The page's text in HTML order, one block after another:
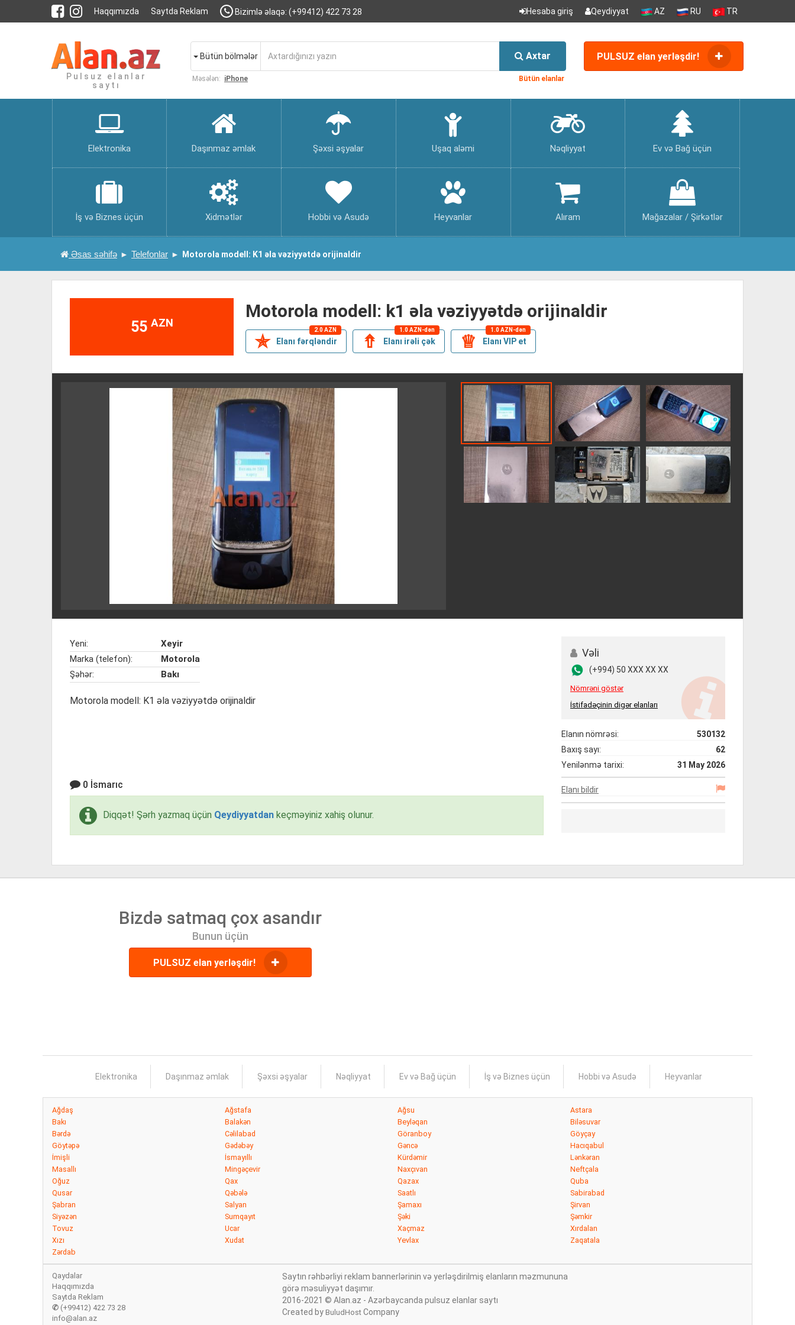
Haqqımızda Saytda Reklam Bizimlə əlaqə: (+99412) 422 73 28 Hesaba giriş Qeydiyyat AZ RU TR
Pulsuz elanlar
saytı
Bütün bölmələr Axtar
Məsələn: iPhone Bütün elanlar
PULSUZ elan yerləşdir!
Elektronika Daşınmaz əmlak Şəxsi əşyalar Uşaq aləmi Nəqliyyat Ev və Bağ üçün
İş və Biznes üçün Xidmətlər Hobbi və Asudə Heyvanlar Alıram Mağazalar / Şirkətlər
Əsas səhifə Telefonlar Motorola modell: K1 əla vəziyyətdə orijinaldir
55 AZN
motorola modell: k1 əla vəziyyətdə orijinaldir
✯
Elanı fərqləndir
2.0 AZN
⇮ Elanı irəli çək
1.0 AZN-dən
♕ Elanı VIP et
1.0 AZN-dən
Yeni:
Xeyir
Marka (telefon):
Motorola
Şəhər:
Bakı
Motorola modell: K1 əla vəziyyətdə orijinaldir
Vəli
(+994) 50 XXX XX XX
Nömrəni göstər
İstifadəçinin digər elanları
Elanın nömrəsi:
530132
Baxış sayı:
62
Yenilənmə tarixi:
31 May 2026
Elanı bildir
0 İsmarıc
Diqqət! Şərh yazmaq üçün Qeydiyyatdan keçməyiniz xahiş olunur.
Bizdə satmaq çox asandır
Bunun üçün
PULSUZ elan yerləşdir!
Elektronika Daşınmaz əmlak Şəxsi əşyalar Nəqliyyat Ev və Bağ üçün İş və Biznes üçün Hobbi və Asudə Heyvanlar
Ağdaş Ağstafa Ağsu
Astara
Bakı
Balakən Beyləqan
Biləsuvar
Bərdə
Cəlilabad Göranboy
Göyçay
Göytəpə
Gədəbəy Gəncə
Hacıqabul
İmişli
İsmayıllı Kürdəmir
Lənkəran
Masallı
Mingəçevir Naxçıvan
Neftçala
Oğuz
Qax Qazax
Quba
Qusar
Qəbələ Saatlı
Sabirabad
Şabran
Salyan Şamaxı
Şirvan
Siyəzən
Sumqayıt Şəki
Şəmkir
Tovuz
Ucar Xaçmaz
Xırdalan
Xızı
Xudat Yevlax
Zaqatala
Zərdab
Qaydalar
Haqqımızda
Saytda Reklam
✆ (+99412) 422 73 28
info@alan.az
Saytın rəhbərliyi reklam bannerlərinin və yerləşdirilmiş elanların məzmununa
görə məsuliyyət daşımır.
2016-2021 © Alan.az - Azərbaycanda pulsuz elanlar saytı
Created by BuludHost Company